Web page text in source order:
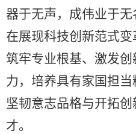
器于无声，成伟业于
在展现科技创新范式
筑牢专业根基、激发
力，培养具有家国担当
坚韧意志品格与开拓
才。